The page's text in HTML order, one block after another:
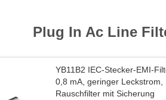
Plug In Ac Line
YB11B2 IEC-Stecker-EMI-
0,8 mA, geringer Leckstrom,
Rauschfilter mit Sicherung